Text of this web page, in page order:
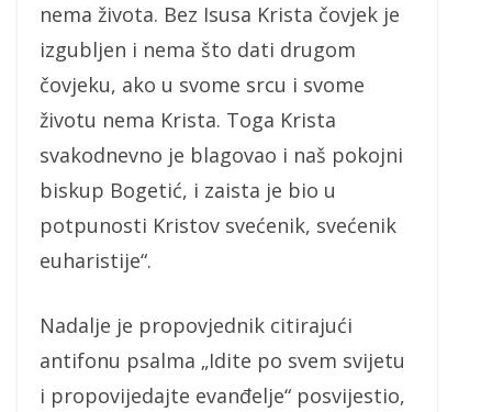
nema života. Bez Isusa Krista čovjek je
izgubljen i nema što dati drugom
čovjeku, ako u svome srcu i svome
životu nema Krista. Toga Krista
svakodnevno je blagovao i naš pokojni
biskup Bogetić, i zaista je bio u
potpunosti Kristov svećenik, svećenik
euharistije“.
Nadalje je propovjednik citirajući
antifonu psalma „Idite po svem svijetu
i propovijedajte evanđelje“ posvijestio,